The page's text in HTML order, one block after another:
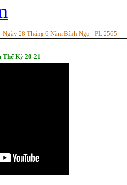
28 Tháng 6 Năm Bính Ngọ - PL 2565
Thế Kỷ 20-21